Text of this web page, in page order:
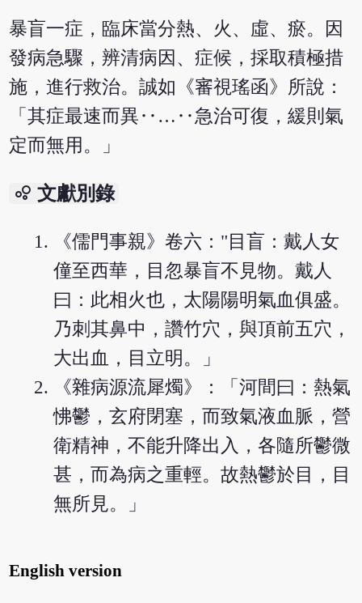
暴盲一症，臨床當分熱、火、虛、瘀。因
發病急驟，辨清病因、症候，採取積極措
施，進行救治。誠如《審視瑤函》所說：
「其症最速而異‥…‥急治可復，緩則氣
定而無用。」
bubble_chart 文獻別錄
《儒門事親》卷六："目盲：戴人女
僮至西華，目忽暴盲不見物。戴人
曰：此相火也，太陽陽明氣血俱盛。
乃刺其鼻中，讚竹穴，與頂前五穴，
大出血，目立明。」
《雜病源流犀燭》：「河間曰：熱氣
怫鬱，玄府閉塞，而致氣液血脈，營
衛精神，不能升降出入，各隨所鬱微
甚，而為病之重輕。故熱鬱於目，目
無所見。」
English version